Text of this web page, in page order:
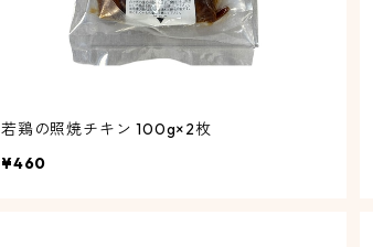
若鶏の照焼チキン 100g×2枚
¥460